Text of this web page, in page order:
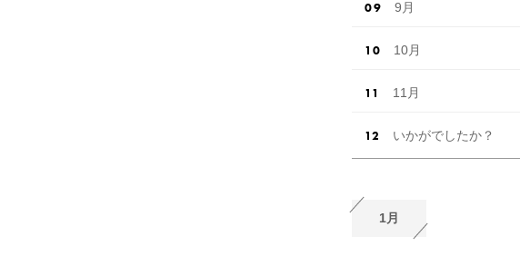
9月
10月
11月
いかがでしたか？
1月